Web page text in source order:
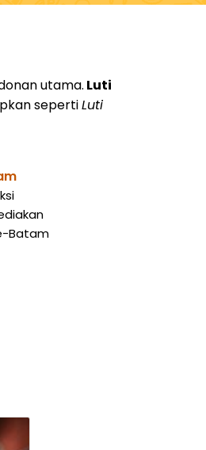
utama. Luti
sepertiLuti
Batam